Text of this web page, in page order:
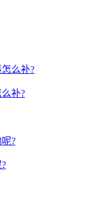
补?